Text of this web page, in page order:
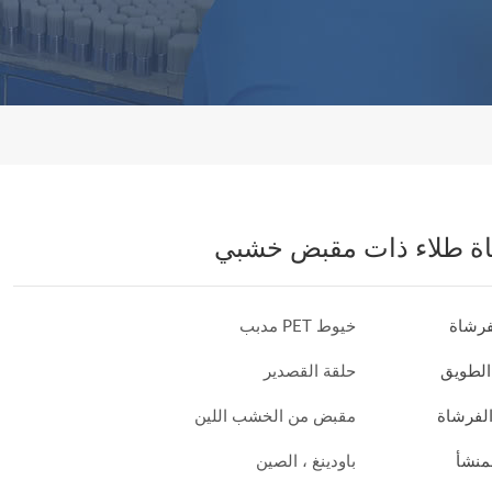
طلاء ذات مقبض خشبي
خيوط PET مدبب
حلقة القصدير
مقبض من الخشب اللين
باودينغ ، الصين